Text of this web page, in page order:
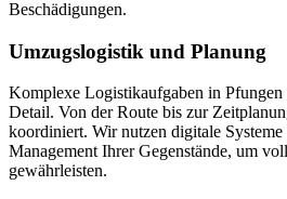
Beschädigungen.
Umzugslogistik und Planung
Komplexe Logistikaufgaben in
Detail. Von der Route bis zur
koordiniert. Wir nutzen digitale
Management Ihrer Gegenstände, um
gewährleisten.